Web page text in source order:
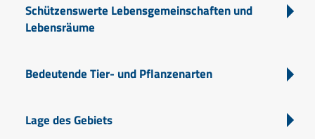
Schützenswerte Lebensgemeinschaften und
Lebensräume
Bedeutende Tier- und Pflanzenarten
Lage des Gebiets